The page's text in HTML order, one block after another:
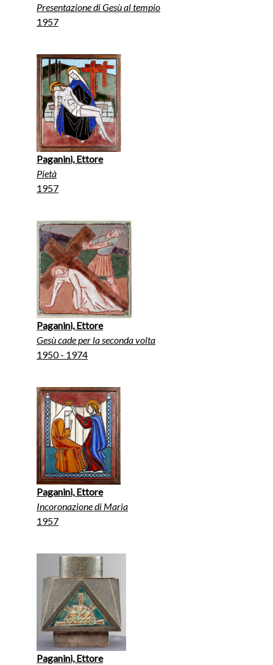
Presentazione di Gesù al tempio
1957
Paganini, Ettore
Pietà
1957
Paganini, Ettore
Gesù cade per la seconda volta
1950 - 1974
Paganini, Ettore
Incoronazione di Maria
1957
Paganini, Ettore